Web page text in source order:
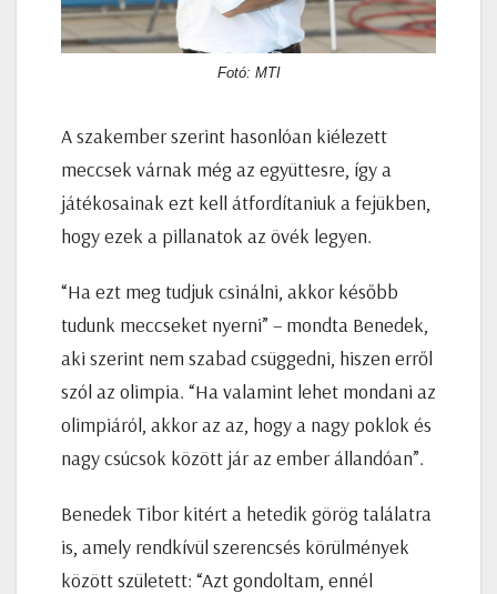
Fotó: MTI
A szakember szerint hasonlóan kiélezett
meccsek várnak még az együttesre, így a
játékosainak ezt kell átfordítaniuk a fejükben,
hogy ezek a pillanatok az övék legyen.
“Ha ezt meg tudjuk csinálni, akkor később
tudunk meccseket nyerni” – mondta Benedek,
aki szerint nem szabad csüggedni, hiszen erről
szól az olimpia. “Ha valamint lehet mondani az
olimpiáról, akkor az az, hogy a nagy poklok és
nagy csúcsok között jár az ember állandóan”.
Benedek Tibor kitért a hetedik görög találatra
is, amely rendkívül szerencsés körülmények
között született: “Azt gondoltam, ennél